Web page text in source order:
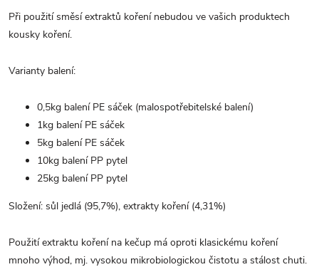
Při použití směsí extraktů koření nebudou ve vašich produktech
kousky koření.
Varianty balení:
0,5kg balení PE sáček (malospotřebitelské balení)
1kg balení PE sáček
5kg balení PE sáček
10kg balení PP pytel
25kg balení PP pytel
Složení: sůl jedlá (95,7%), extrakty koření (4,31%)
Použití extraktu koření na kečup má oproti klasickému koření
mnoho výhod, mj. vysokou mikrobiologickou čistotu a stálost chuti.